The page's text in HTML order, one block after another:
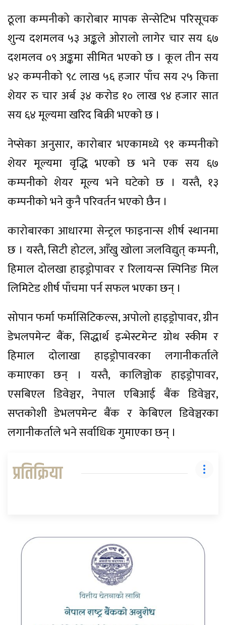
ठूला कम्पनीको कारोबार मापक सेन्सेटिभ परिसूचक
शुन्य दशमलव ५३ अङ्कले ओरालो लागेर चार सय ६७
दशमलव ०९ अङ्कमा सीमित भएको छ । कूल तीन सय
४२ कम्पनीको ९८ लाख ५६ हजार पाँच सय २५ कित्ता
शेयर रु चार अर्ब ३४ करोड १० लाख ९४ हजार सात
सय ६४ मूल्यमा खरिद बिक्री भएको छ ।
नेप्सेका अनुसार, कारोबार भएकामध्ये ९१ कम्पनीको
शेयर मूल्यमा वृद्धि भएको छ भने एक सय ६७
कम्पनीको शेयर मूल्य भने घटेको छ । यस्तै, १३
कम्पनीको भने कुनै परिवर्तन भएको छैन ।
कारोबारका आधारमा सेन्ट्रल फाइनान्स शीर्ष स्थानमा
छ । यस्तै, सिटी होटल, आँखु खोला जलविद्युत् कम्पनी,
हिमाल दोलखा हाइड्रोपावर र रिलायन्स स्पिनिङ मिल
लिमिटेड शीर्ष पाँचमा पर्न सफल भएका छन् ।
सोपान फर्मा फर्मासिटिकल्स, अपोलो हाइड्रोपावर, ग्रीन
डेभलपमेन्ट बैंक, सिद्धार्थ इन्भेस्टमेन्ट ग्रोथ स्कीम र
हिमाल दोलाखा हाइड्रोपावरका लगानीकर्ताले
कमाएका छन् । यस्तै, कालिञ्चोक हाइड्रोपावर,
एसबिएल डिवेञ्चर, नेपाल एबिआई बैंक डिवेञ्चर,
सप्तकोशी डेभलपमेन्ट बैंक र केबिएल डिवेञ्चरका
लगानीकर्ताले भने सर्वाधिक गुमाएका छन् ।
प्रतिक्रिया